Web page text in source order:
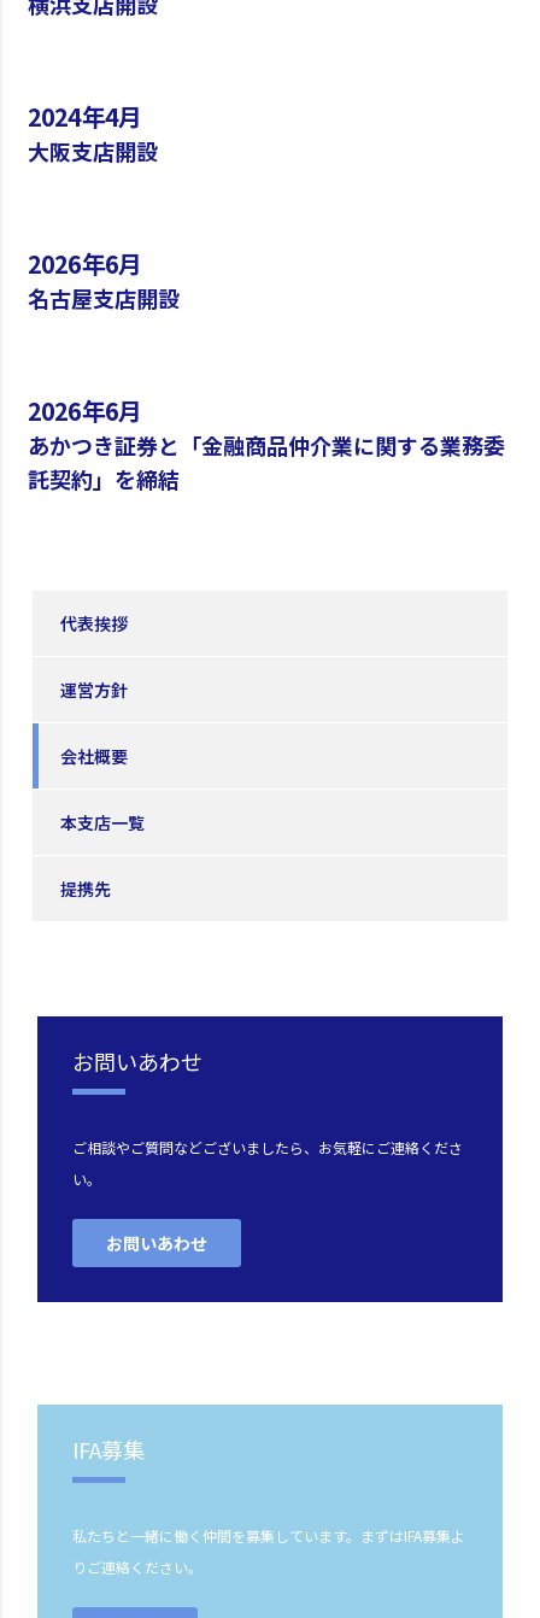
2024年4月
大阪支店開設
2026年6月
名古屋支店開設
2026年6月
あかつき証券と「金融商品仲介業に関する業務委
託契約」を締結
代表挨拶
運営方針
会社概要
本支店一覧
提携先
お問いあわせ
ご相談やご質問などございましたら、お気軽にご連絡くださ
い。
お問いあわせ
IFA募集
私たちと一緒に働く仲間を募集しています。まずはIFA募集よ
りご連絡ください。